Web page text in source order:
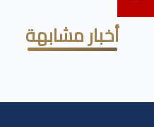
أخبار مشابهة